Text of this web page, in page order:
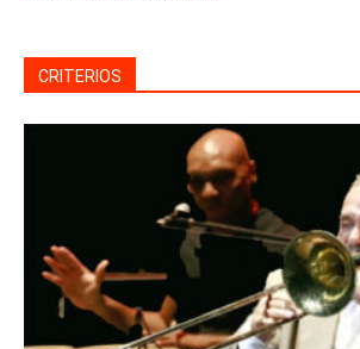
CRITERIOS